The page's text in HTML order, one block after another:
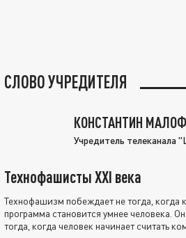
СЛОВО УЧРЕДИТЕЛЯ
КОНСТАНТИН
Учредитель телеканала
Технофашисты XXI века
Технофашизм побеждает не тогда, когда
программа становится умнее человека.
тогда, когда человек начинает считать